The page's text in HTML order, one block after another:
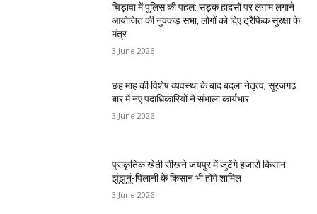
चिड़ावा में पुलिस की पहल: सड़क हादसों पर लगाम लगाने
आयोजित की नुक्कड़ सभा, लोगों को दिए ट्रैफिक सुरक्षा के
मंत्र
3 June 2026
छह माह की विशेष व्यवस्था के बाद बदला नेतृत्व, सूरजगढ़
बार में नए पदाधिकारियों ने संभाला कार्यभार
3 June 2026
प्राकृतिक खेती सीखने जयपुर में जुटेंगे हजारों किसान:
झुंझुनूं-पिलानी के किसान भी होंगे शामिल
3 June 2026